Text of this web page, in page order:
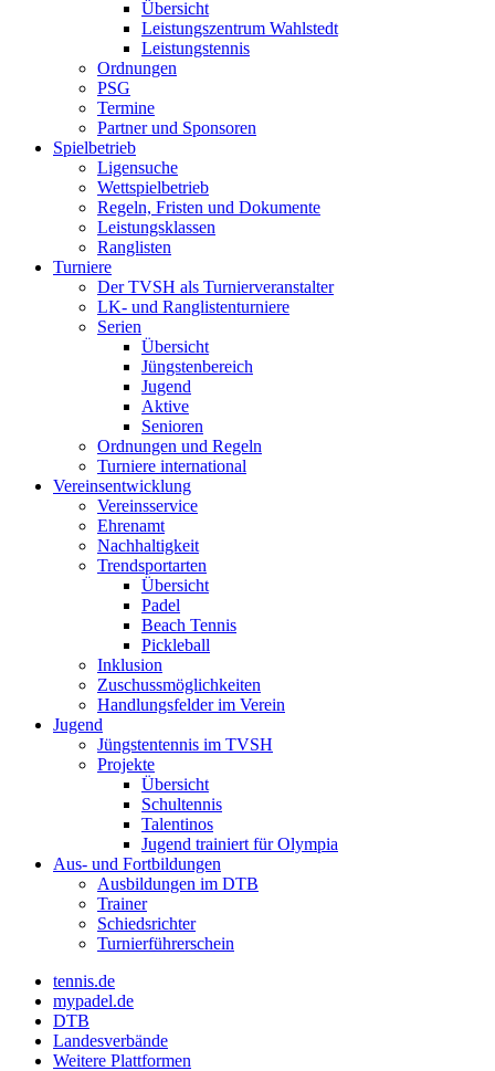
Übersicht
Leistungszentrum Wahlstedt
Leistungstennis
Ordnungen
PSG
Termine
Partner und Sponsoren
Spielbetrieb
Ligensuche
Wettspielbetrieb
Regeln, Fristen und Dokumente
Leistungsklassen
Ranglisten
Turniere
Der TVSH als Turnierveranstalter
LK- und Ranglistenturniere
Serien
Übersicht
Jüngstenbereich
Jugend
Aktive
Senioren
Ordnungen und Regeln
Turniere international
Vereinsentwicklung
Vereinsservice
Ehrenamt
Nachhaltigkeit
Trendsportarten
Übersicht
Padel
Beach Tennis
Pickleball
Inklusion
Zuschussmöglichkeiten
Handlungsfelder im Verein
Jugend
Jüngstentennis im TVSH
Projekte
Übersicht
Schultennis
Talentinos
Jugend trainiert für Olympia
Aus- und Fortbildungen
Ausbildungen im DTB
Trainer
Schiedsrichter
Turnierführerschein
tennis.de
mypadel.de
DTB
Landesverbände
Weitere Plattformen